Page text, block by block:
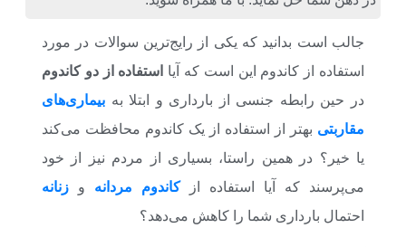
جالب است بدانید که یکی از رایج‌ترین سوالات در مورد
استفاده از کاندوم این است که آیا استفاده از دو کاندوم
در حین رابطه جنسی از بارداری و ابتلا به بیماری‌های
مقاربتی بهتر از استفاده از یک کاندوم محافظت می‌کند
یا خیر؟ در همین راستا، بسیاری از مردم نیز از خود
می‌پرسند که آیا استفاده ازکاندوم مردانه و زنانه
احتمال بارداری شما را کاهش می‌دهد؟